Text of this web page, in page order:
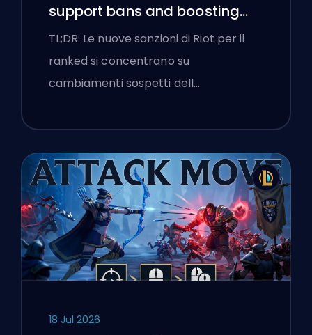
support bans and boosting
flags
TL;DR: Le nuove sanzioni di Riot per il
ranked si concentrano su
cambiamenti sospetti dell…
18 Jul 2026